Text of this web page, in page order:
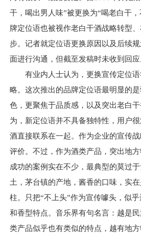
干，喝出男人味”被更换为“喝老白干
牌定位语也被视作老白干酒战略转型
步。记者就定位语更换原因以及后续
面进行沟通，但截至发稿时未收到回应
有业内人士认为，更换宣传定位语
略。这次推出的品牌定位语最明显的
色，更聚焦于品质感，以及突出老白
为，新定位语并不具备独特性，用户
酒直接联系在一起。作为企业的宣传
评价。不过，作为酒类产品，突出地
成功的案例实在不少，最典型的莫过
土，茅台镇的产地，酱香的口味，实
柱。只把“不上头”作为宣传噱头，似
和香型特点。音乐界有句名言：越是
类产品似乎也有类似的特点，越有地